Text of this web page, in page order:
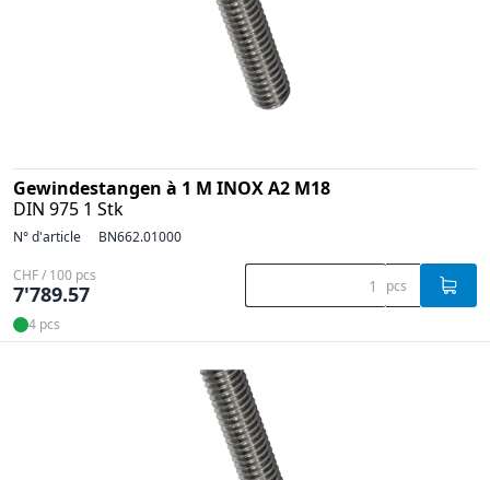
Gewindestangen à 1 M INOX A2 M18
DIN 975 1 Stk
N° d'article BN662.01000
CHF / 100 pcs
7'789.57 pcs
4 pcs